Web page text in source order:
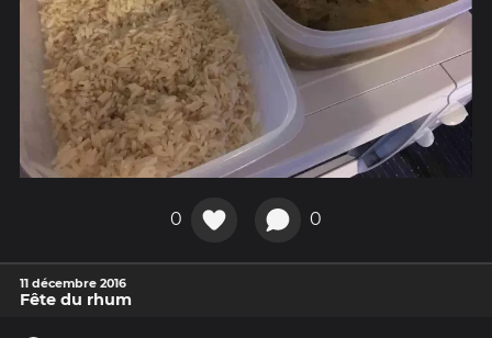
0 0
11 décembre 2016
Fête du rhum